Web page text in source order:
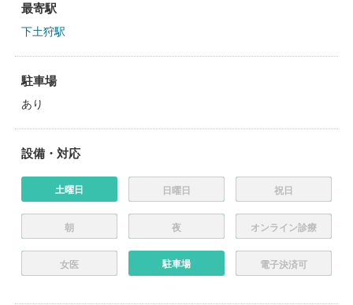
最寄駅
下土狩駅
駐車場
あり
設備・対応
土曜日 日曜日 祝日
朝 夜 オンライン診療
女医 駐車場 電子決済可